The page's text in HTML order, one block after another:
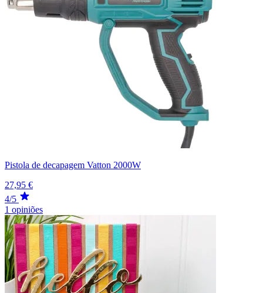
Pistola de decapagem Vatton 2000W
27,95 €
4/5
1 opiniões